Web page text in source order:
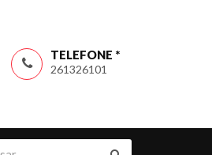
TELEFONE *
261326101